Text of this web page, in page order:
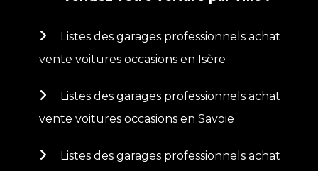
Listes des garages professionnels achat
vente voitures occasions en Isère
Listes des garages professionnels achat
vente voitures occasions en Savoie
Listes des garages professionnels achat